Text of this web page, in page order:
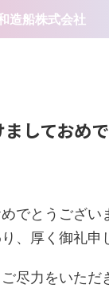
造船株式会社
しておめ
でとうござい
、厚く御礼申
尽力をいただ